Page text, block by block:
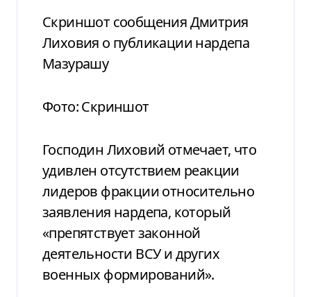
Скриншот сообщения Дмитрия
Лиховия о публикации нардепа
Мазурашу
Фото: Скриншот
Господин Лиховий отмечает, что
удивлен отсутствием реакции
лидеров фракции относительно
заявления нардепа, который
«препятствует законной
деятельности ВСУ и других
военных формирований».